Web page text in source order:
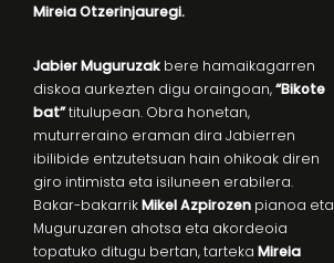
Mireia Otzerinjauregi.
Jabier Muguruzak bere hamaikagarren
diskoa aurkezten digu oraingoan,“Bikote
bat”titulupean. Obra honetan,
muturreraino eraman dira Jabierren
ibilibide entzutetsuan hain ohikoak diren
giro intimista eta isiluneen erabilera.
Bakar-bakarrikMikel Azpirozen pianoa eta
Muguruzaren ahotsa eta akordeoia
topatuko ditugu bertan, tarteka Mireia